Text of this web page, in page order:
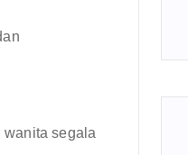
wanita segala